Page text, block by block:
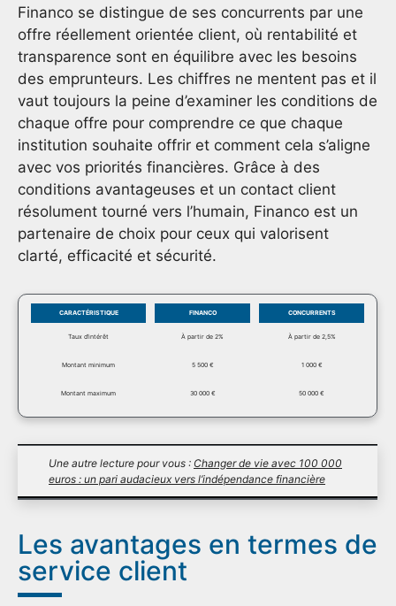
Financo se distingue de ses concurrents par une
offre réellement orientée client, où rentabilité et
transparence sont en équilibre avec les besoins
des emprunteurs. Les chiffres ne mentent pas et il
vaut toujours la peine d’examiner les conditions de
chaque offre pour comprendre ce que chaque
institution souhaite offrir et comment cela s’aligne
avec vos priorités financières. Grâce à des
conditions avantageuses et un contact client
résolument tourné vers l’humain, Financo est un
partenaire de choix pour ceux qui valorisent
clarté, efficacité et sécurité.
CARACTÉRISTIQUE FINANCO CONCURRENTS
Taux d’intérêt À partir de 2% À partir de 2,5%
Montant minimum 5 500 € 1 000 €
Montant maximum 30 000 € 50 000 €
Une autre lecture pour vous : Changer de vie avec 100 000
euros : un pari audacieux vers l’indépendance financière
Les avantages en termes de
service client